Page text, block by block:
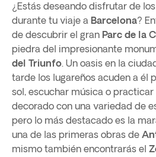
¿Estás deseando disfrutar de
durante tu viaje a Barcelona?
de descubrir el gran Parc de la
piedra del impresionante
del Triunfo. Un oasis en la
tarde los lugareños acuden a él
sol, escuchar música o practicar
decorado con una variedad de
pero lo más destacado es la
una de las primeras obras de
mismo también encontrarás el